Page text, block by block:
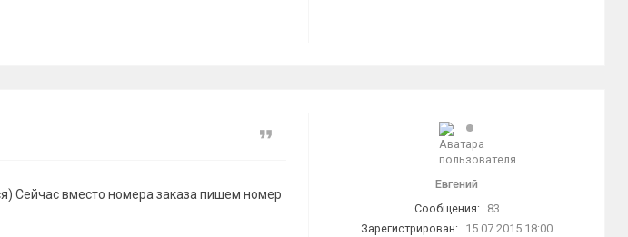
Евгений
Сообщения:
83
Зарегистрирован:
15.07.2015 18:00
Цитата
Сейчас вместо номера заказа пишем номер